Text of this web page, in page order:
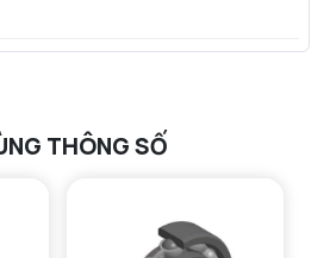
THÔNG SỐ